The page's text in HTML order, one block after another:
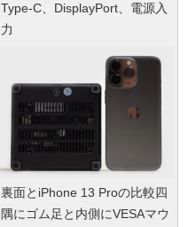
Type-C、DisplayPort、電源入
力
裏面とiPhone 13 Proの比較四
隅にゴム足と内側にVESAマウ